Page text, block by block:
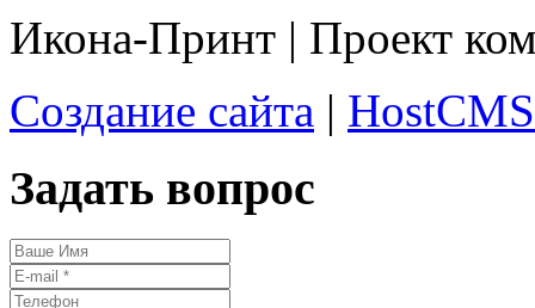
Икона-Принт | Проект
Создание сайта | HostCMS
Задать вопрос